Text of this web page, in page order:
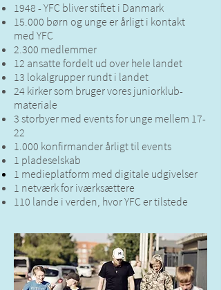
1948 - YFC bliver stiftet i Danmark
15.000 børn og unge er årligt i kontakt
med YFC
2.300 medlemmer
12 ansatte fordelt ud over hele landet
13 lokalgrupper rundt i landet
24 kirker som bruger vores juniorklub-
materiale
3 storbyer med events for unge mellem 17-
22
1.000 konfirmander årligt til events
1 pladeselskab
1 medieplatform med digitale udgivelser
1 netværk for iværksættere
110 lande i verden, hvor YFC er tilstede